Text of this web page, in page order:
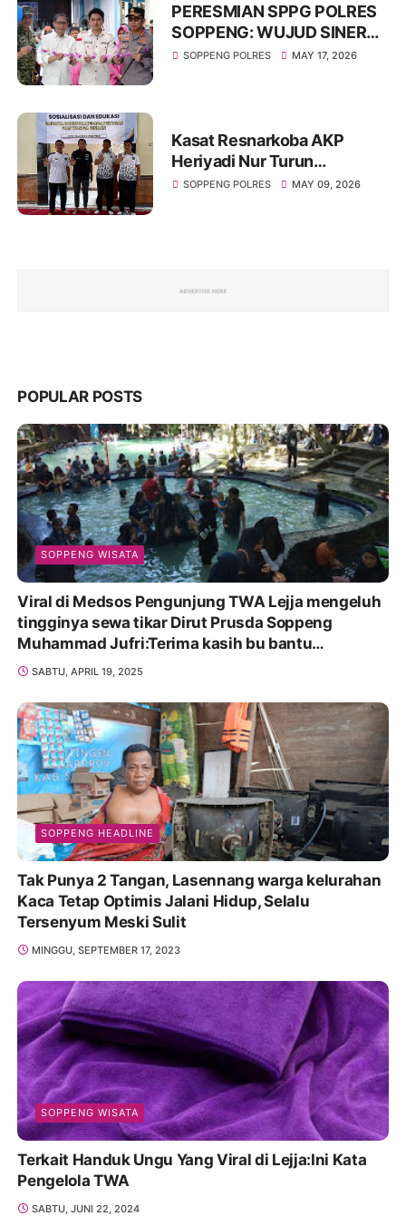
PERESMIAN SPPG POLRES
SOPPENG: WUJUD SINERGI
KUAT DUKUNG KETAHANAN
SOPPENG POLRES MAY 17, 2026
Kasat Resnarkoba AKP
Heriyadi Nur Turun
Langsung Edukasi Bahaya
SOPPENG POLRES MAY 09, 2026
POPULAR POSTS
SOPPENG WISATA
Viral di Medsos Pengunjung TWA Lejja mengeluh
tingginya sewa tikar Dirut Prusda Soppeng
Muhammad Jufri:Terima kasih bu bantu
Promosikan
SABTU, APRIL 19, 2025
SOPPENG HEADLINE
Tak Punya 2 Tangan, Lasennang warga kelurahan
Kaca Tetap Optimis Jalani Hidup, Selalu
Tersenyum Meski Sulit
MINGGU, SEPTEMBER 17, 2023
SOPPENG WISATA
Terkait Handuk Ungu Yang Viral di Lejja:Ini Kata
Pengelola TWA
SABTU, JUNI 22, 2024